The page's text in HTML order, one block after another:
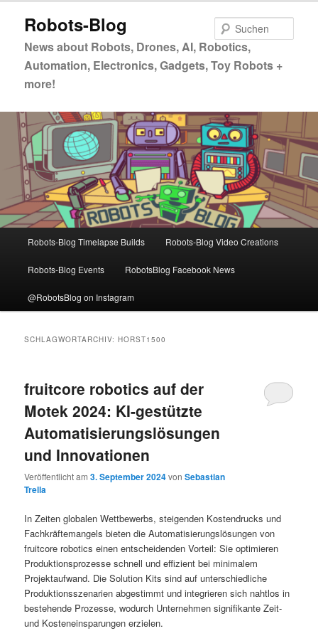
primären
springen
sekundären
springen
Robots-Blog
News about Robots, Drones, AI, Robotics,
Automation, Electronics, Gadgets, Toy Robots +
more!
Robots-Blog Timelapse Builds Robots-Blog Video Creations
Robots-Blog Events RobotsBlog Facebook News
@RobotsBlog on Instagram
SCHLAGWORTARCHIV:HORST1500
fruitcore robotics auf der
Motek 2024: KI-gestützte
Automatisierungslösungen
und Innovationen
Veröffentlicht am3. September 2024vonSebastian
Trella
In Zeiten globalen Wettbewerbs, steigenden Kostendrucks und
Fachkräftemangels bieten die Automatisierungslösungen von
fruitcore robotics einen entscheidenden Vorteil: Sie optimieren
Produktionsprozesse schnell und effizient bei minimalem
Projektaufwand. Die Solution Kits sind auf unterschiedliche
Produktionsszenarien abgestimmt und integrieren sich nahtlos in
bestehende Prozesse, wodurch Unternehmen signifikante Zeit-
und Kosteneinsparungen erzielen.